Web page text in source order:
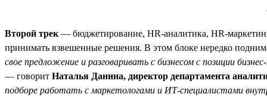
Второй трек — бюджетирование, HR-аналитика, HR-
принимать взвешенные решения. В этом блоке нередко
свое предложение и разговаривать с бизнесом с позиции
— говорит Наталья Данина, директор департамента
подборе работать с маркетологами и ИТ-специалистами